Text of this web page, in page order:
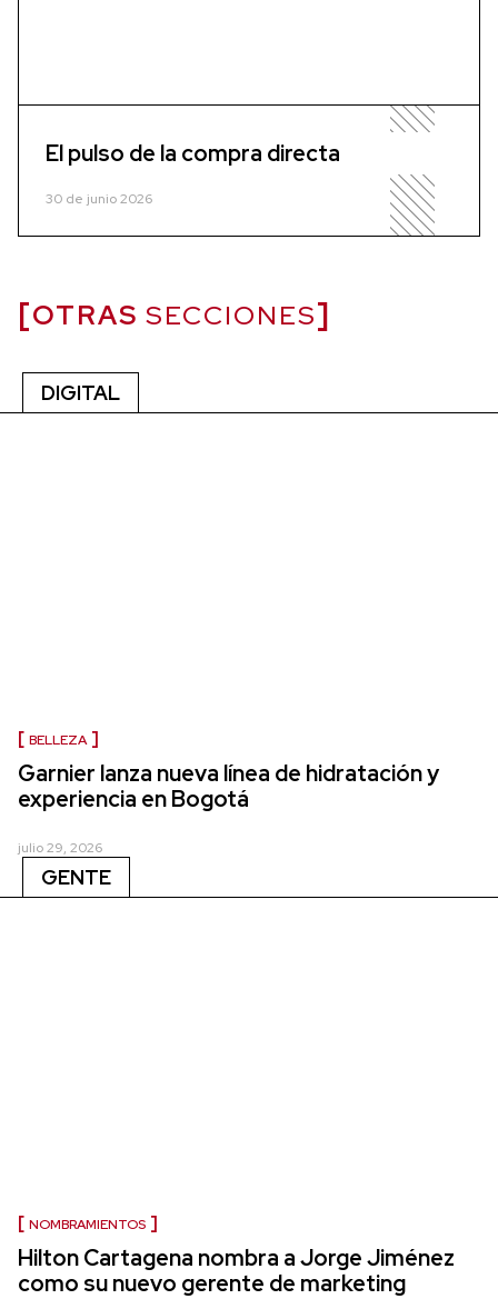
El pulso de la compra directa
30 de junio 2026
OTRAS SECCIONES
DIGITAL
BELLEZA
Garnier lanza nueva línea de hidratación y
experiencia en Bogotá
julio 29, 2026
GENTE
NOMBRAMIENTOS
Hilton Cartagena nombra a Jorge Jiménez
como su nuevo gerente de marketing